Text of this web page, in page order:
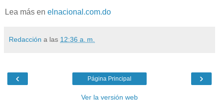
Lea más en elnacional.com.do
Redacción a las 12:36 a. m.
‹ ›
Página Principal
Ver la versión web